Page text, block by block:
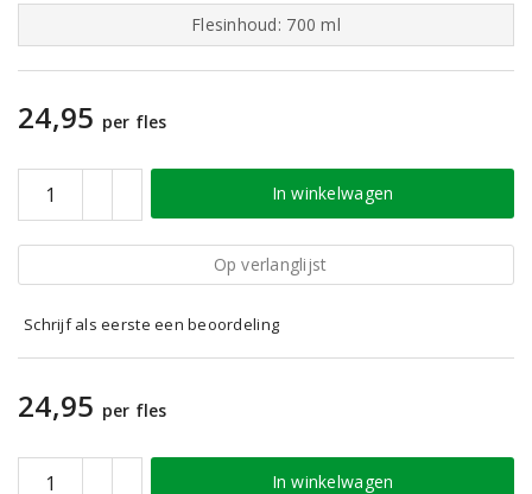
Flesinhoud: 700 ml
24,95 per fles
In winkelwagen
Op verlanglijst
Schrijf als eerste een beoordeling
24,95 per fles
In winkelwagen